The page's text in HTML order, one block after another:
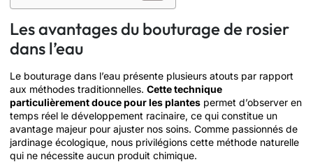
Les avantages du bouturage de rosier
dans l’eau
Le bouturage dans l’eau présente plusieurs atouts par rapport
aux méthodes traditionnelles. Cette technique
particulièrement douce pour les plantes permet d’observer en
temps réel le développement racinaire, ce qui constitue un
avantage majeur pour ajuster nos soins. Comme passionnés de
jardinage écologique, nous privilégions cette méthode naturelle
qui ne nécessite aucun produit chimique.